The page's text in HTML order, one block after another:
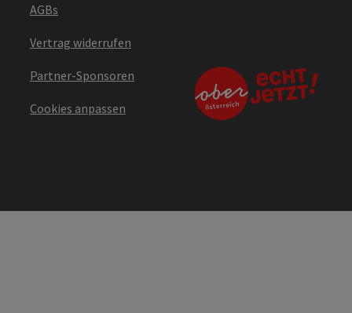
AGBs
Vertrag widerrufen
Partner-Sponsoren
Cookies anpassen